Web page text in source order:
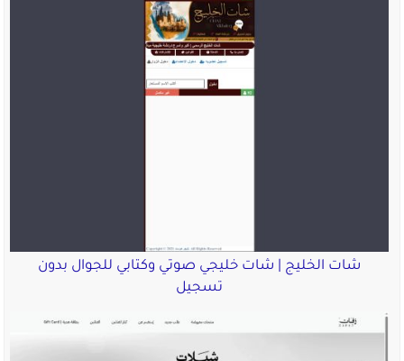
شات الخليج | شات خليجي صوتي وكتابي للجوال بدون
تسجيل